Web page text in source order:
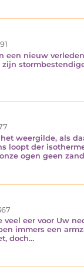
een nieuw
weergilde, als
loopt der
ogen geen
veel eer voor Uw
immers een
doch…